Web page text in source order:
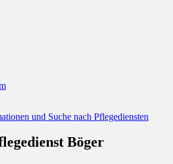
– Informationen
Pflegediensten
Böger